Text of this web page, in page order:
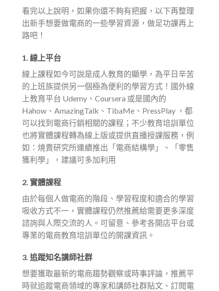
看完以上說明，如果你還不夠有把握，以下再整理
出新手想要做電商的一些學習資源，做足功課再上
路吧！
1. 線上平台
線上課程如今可說是成人教育的顯學，為平日辛苦
的上班族提供另一個極為便利的學習方式！國外線
上教育平台 Udemy、Coursera 或是國內的
Hahow、AmazingTalk、TibaMe、PressPlay ，都
可以找到電商行銷相關的課程；不少教育培訓單位
也將實體課程轉為線上版或提供直播授課服務，例
如：燒賣研究所連續推出「電商結構學」、「零售
獲利學」，建議可多加利用
2. 實體課程
由於每個人做電商的階段、學習程度和適合的學習
吸收方式不一，實體課程仍然推薦給需要更多深度
諮詢與人際交流的人。可留意、參考各開店平台或
專業的電商教育培訓單位的開課資訊。
3. 追蹤知名講師社群
想要獲取最新的電商趨勢觀察或時事評論，推薦平
時就追蹤電商領域的專家和講師社群貼文、訂閱電